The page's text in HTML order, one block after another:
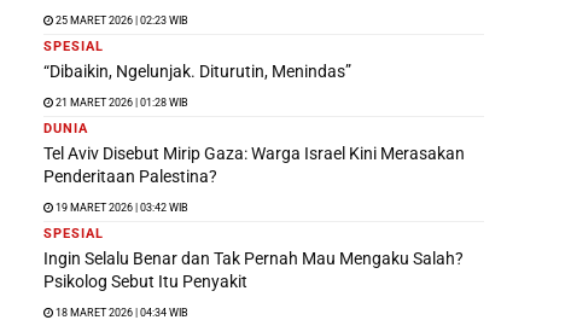
25 MARET 2026 | 02:23 WIB
SPESIAL
“Dibaikin, Ngelunjak. Diturutin, Menindas”
21 MARET 2026 | 01:28 WIB
DUNIA
Tel Aviv Disebut Mirip Gaza: Warga Israel Kini Merasakan
Penderitaan Palestina?
19 MARET 2026 | 03:42 WIB
SPESIAL
Ingin Selalu Benar dan Tak Pernah Mau Mengaku Salah?
Psikolog Sebut Itu Penyakit
18 MARET 2026 | 04:34 WIB